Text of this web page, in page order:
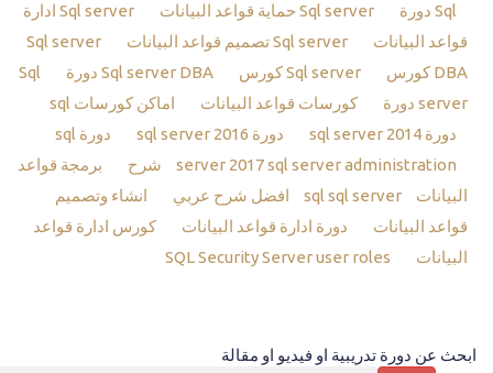
Sql دورة
Sql server حماية قواعد البيانات
Sql server ادارة
قواعد البيانات
Sql server تصميم قواعد البيانات
Sql server
DBA كورس
Sql server كورس Sql server DBA دورة
Sql
server دورة
كورسات قواعد البيانات
اماكن كورسات sql
دورة sql server 2014
دورة sql server 2016
دورة sql
server 2017sql server administration شرح
برمجة قواعد
البيانات sql
sql server افضل شرح عربي
انشاء وتصميم
قواعد البيانات
دورة ادارة قواعد البيانات
كورس ادارة قواعد
البيانات
ابحث عن دورة تدريبية او فيديو او مقالة